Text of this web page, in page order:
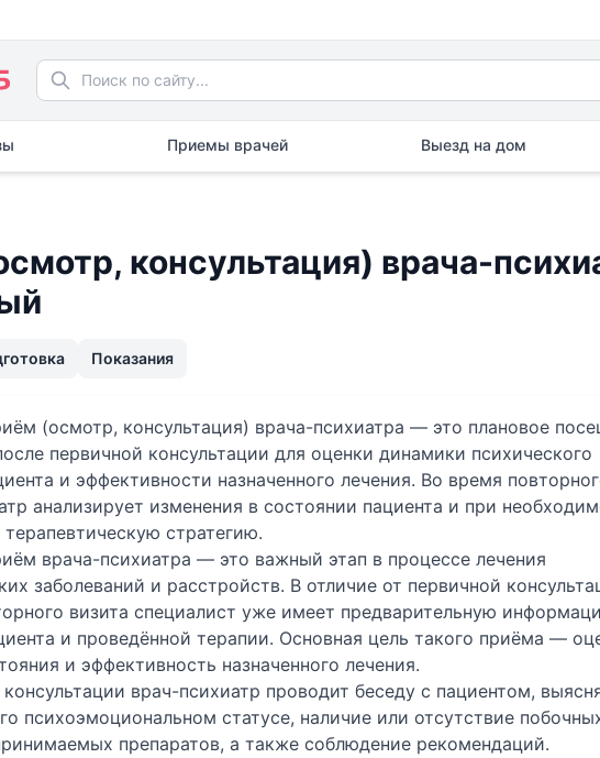
Приемы врачей Выезд на дом
консультация) врача-
Показания
(осмотр, консультация) врача-психиатра — это плановое
первичной консультации для оценки динамики психического
и эффективности назначенного лечения. Во время
анализирует изменения в состоянии пациента и при
стратегию.
врача-психиатра — это важный этап в процессе лечения
заболеваний и расстройств. В отличие от первичной
визита специалист уже имеет предварительную
и проведённой терапии. Основная цель такого приёма —
и эффективность назначенного лечения.
врач-психиатр проводит беседу с пациентом,
психоэмоциональном статусе, наличие или отсутствие
препаратов, а также соблюдение рекомендаций.